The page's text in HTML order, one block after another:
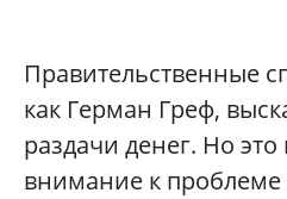
Правительственные
как Герман Греф,
раздачи денег. Но это
внимание к